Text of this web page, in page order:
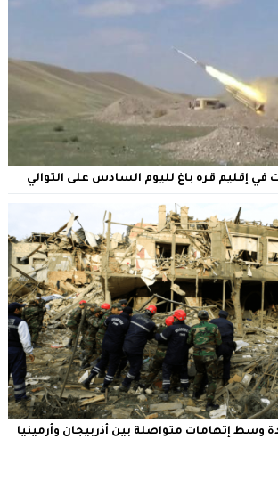
في إقليم قره باغ لليوم السادس على التوالي
وسط إتهامات متواصلة بين أذربيجان وأرمينيا